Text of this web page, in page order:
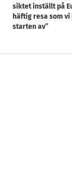
siktet inställt på
häftig resa som
starten av”